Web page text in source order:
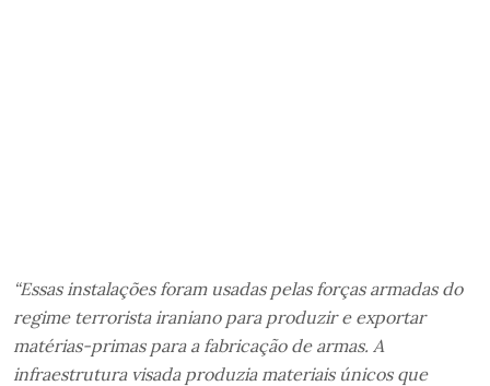
“Essas instalações foram usadas pelas forças armadas do
regime terrorista iraniano para produzir e exportar
matérias-primas para a fabricação de armas. A
infraestrutura visada produzia materiais únicos que